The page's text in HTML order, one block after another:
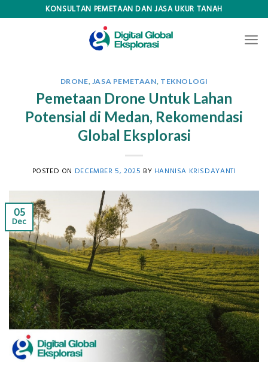
KONSULTAN PEMETAAN DAN JASA UKUR TANAH
DRONE, JASA PEMETAAN, TEKNOLOGI
Pemetaan Drone Untuk Lahan
Potensial di Medan, Rekomendasi
Global Eksplorasi
POSTED ON DECEMBER 5, 2025 BY HANNISA KRISDAYANTI
05
Dec